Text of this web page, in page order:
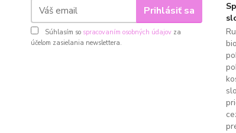
Prihlásiť sa
Súhlasím so spracovaním osobných údajov za
účelom zasielania newslettera.